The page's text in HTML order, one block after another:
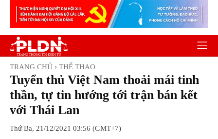
TRANG CHỦ THỂ THAO
Tuyển thủ Việt Nam thoải mái tinh
thần, tự tin hướng tới trận bán kết
với Thái Lan
Thứ Ba, 21/12/2021 03:56 (GMT+7)